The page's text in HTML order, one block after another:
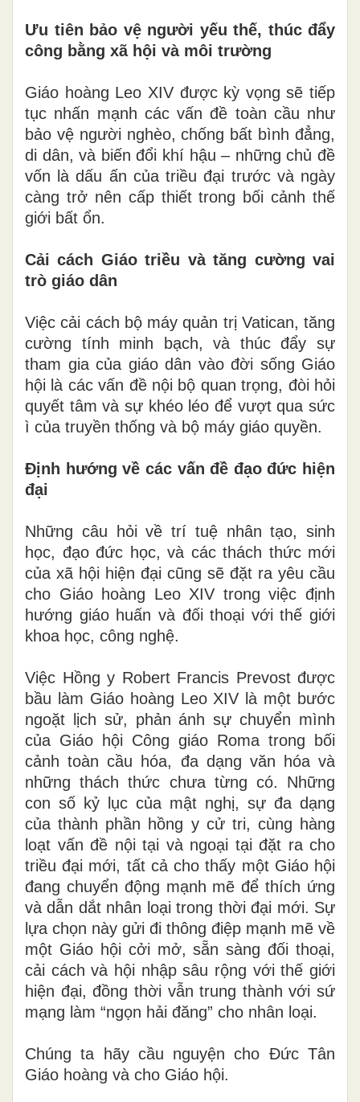
Ưu tiên bảo vệ người yếu thế, thúc đẩy
công bằng xã hội và môi trường
Giáo hoàng Leo XIV được kỳ vọng sẽ tiếp
tục nhấn mạnh các vấn đề toàn cầu như
bảo vệ người nghèo, chống bất bình đẳng,
di dân, và biến đổi khí hậu – những chủ đề
vốn là dấu ấn của triều đại trước và ngày
càng trở nên cấp thiết trong bối cảnh thế
giới bất ổn.
Cải cách Giáo triều và tăng cường vai
trò giáo dân
Việc cải cách bộ máy quản trị Vatican, tăng
cường tính minh bạch, và thúc đẩy sự
tham gia của giáo dân vào đời sống Giáo
hội là các vấn đề nội bộ quan trọng, đòi hỏi
quyết tâm và sự khéo léo để vượt qua sức
ì của truyền thống và bộ máy giáo quyền.
Định hướng về các vấn đề đạo đức hiện
đại
Những câu hỏi về trí tuệ nhân tạo, sinh
học, đạo đức học, và các thách thức mới
của xã hội hiện đại cũng sẽ đặt ra yêu cầu
cho Giáo hoàng Leo XIV trong việc định
hướng giáo huấn và đối thoại với thế giới
khoa học, công nghệ.
Việc Hồng y Robert Francis Prevost được
bầu làm Giáo hoàng Leo XIV là một bước
ngoặt lịch sử, phản ánh sự chuyển mình
của Giáo hội Công giáo Roma trong bối
cảnh toàn cầu hóa, đa dạng văn hóa và
những thách thức chưa từng có. Những
con số kỷ lục của mật nghị, sự đa dạng
của thành phần hồng y cử tri, cùng hàng
loạt vấn đề nội tại và ngoại tại đặt ra cho
triều đại mới, tất cả cho thấy một Giáo hội
đang chuyển động mạnh mẽ để thích ứng
và dẫn dắt nhân loại trong thời đại mới. Sự
lựa chọn này gửi đi thông điệp mạnh mẽ về
một Giáo hội cởi mở, sẵn sàng đối thoại,
cải cách và hội nhập sâu rộng với thế giới
hiện đại, đồng thời vẫn trung thành với sứ
mạng làm “ngọn hải đăng” cho nhân loại.
Chúng ta hãy cầu nguyện cho Đức Tân
Giáo hoàng và cho Giáo hội.